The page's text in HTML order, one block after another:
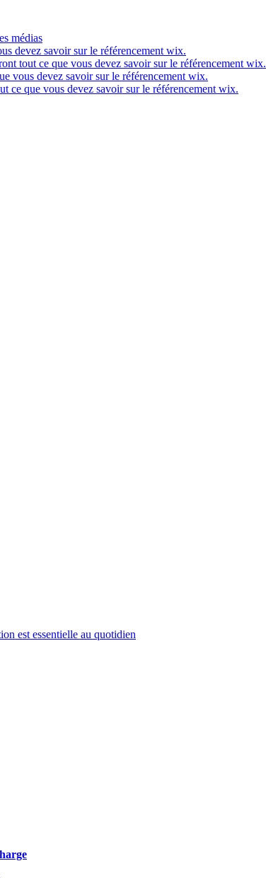
médias
devez savoir sur le référencement wix.
tout ce que vous devez savoir sur le référencement wix.
vous devez savoir sur le référencement wix.
ce que vous devez savoir sur le référencement wix.
est essentielle au quotidien